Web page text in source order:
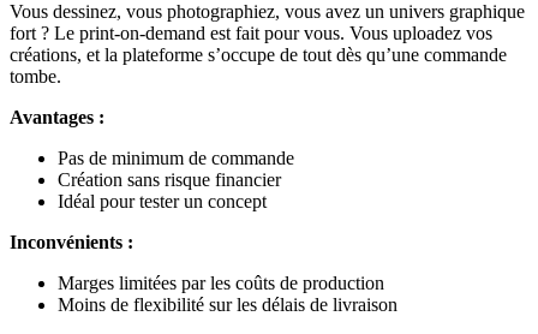
Vous dessinez, vous photographiez, vous avez un univers graphique
fort ? Le print-on-demand est fait pour vous. Vous uploadez vos
créations, et la plateforme s’occupe de tout dès qu’une commande
tombe.
Avantages :
Pas de minimum de commande
Création sans risque financier
Idéal pour tester un concept
Inconvénients :
Marges limitées par les coûts de production
Moins de flexibilité sur les délais de livraison